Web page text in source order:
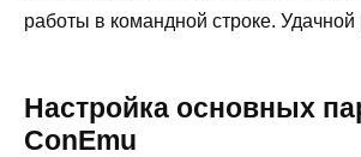
работы в командной строке. Удачной
Настройка основных
ConEmu